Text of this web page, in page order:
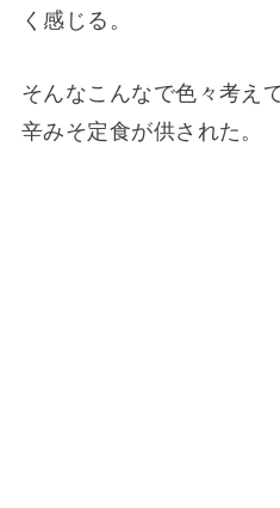
く感じる。
そんなこんなで色々考え
辛みそ定食が供された。